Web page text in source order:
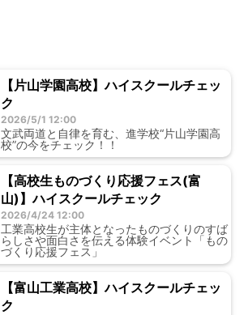
【片山学園高校】ハイスクールチェッ
ク
2026/5/1 12:00
文武両道と自律を育む、進学校“片山学園高
校”の今をチェック！！
【高校生ものづくり応援フェス(富
山)】ハイスクールチェック
2026/4/24 12:00
工業高校生が主体となったものづくりのすば
らしさや面白さを伝える体験イベント「もの
づくり応援フェス」
【富山工業高校】ハイスクールチェッ
ク